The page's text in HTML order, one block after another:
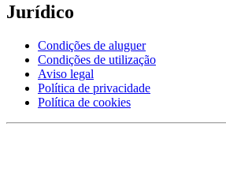
Jurídico
Condições de aluguer
Condições de utilização
Aviso legal
Política de privacidade
Política de cookies